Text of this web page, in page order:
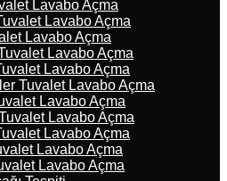
Lavabo Açma
Lavabo Açma
Lavabo Açma
Lavabo Açma
Lavabo Açma
Tuvalet Lavabo Açma
Lavabo Açma
Lavabo Açma
Lavabo Açma
Lavabo Açma
Lavabo Açma